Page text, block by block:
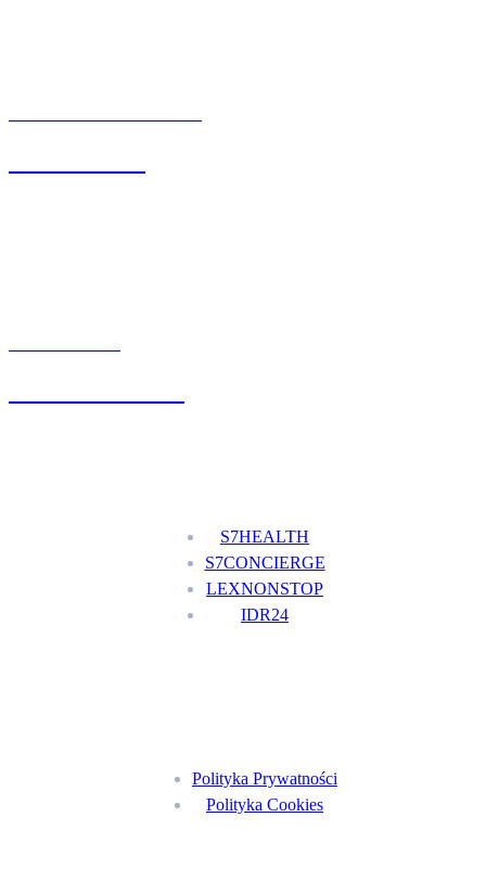
S7HEALTH
S7CONCIERGE
LEXNONSTOP
IDR24
Polityka Prywatności
Polityka Cookies